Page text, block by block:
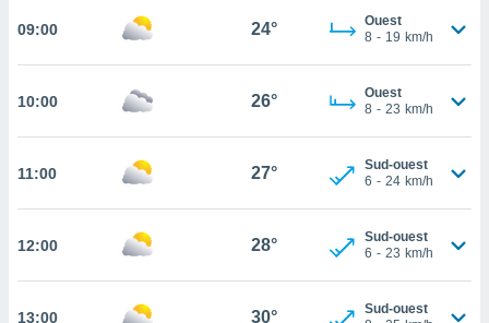
de
des
sur
»,
09:00 24°
Ouest
8 - 19 km/h
10:00 26°
Ouest
8 - 23 km/h
11:00 27°
Sud-ouest
6 - 24 km/h
12:00 28°
Sud-ouest
6 - 23 km/h
13:00 30°
Sud-ouest